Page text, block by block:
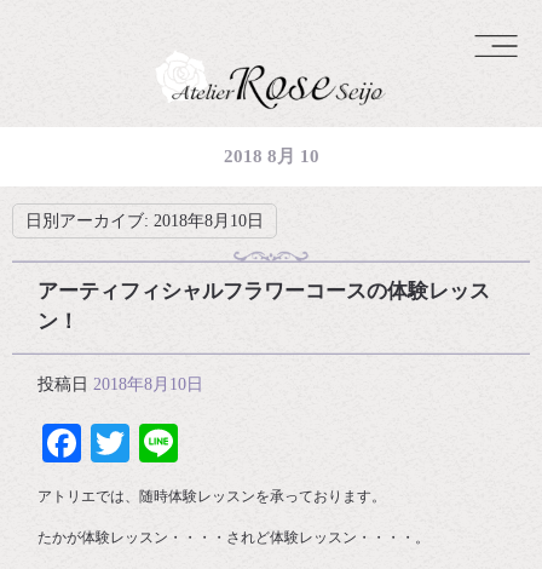
2018 8月 10
日別アーカイブ: 2018年8月10日
アーティフィシャルフラワーコースの体験レッス
ン！
投稿日 2018年8月10日
Facebook
Twitter
アトリエでは、随時体験レッスンを承っております。
たかが体験レッスン・・・・されど体験レッスン・・・・。